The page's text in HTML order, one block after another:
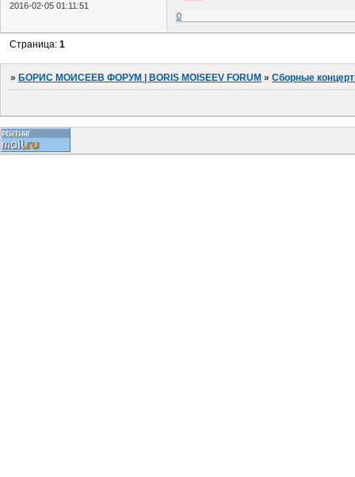
2016-02-05 01:11:51
0
Страница:1
»БОРИС МОИСЕЕВ ФОРУМ | BORIS MOISEEV FORUM »Сборные